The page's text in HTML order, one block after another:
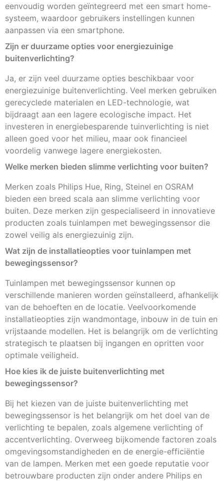
eenvoudig worden geïntegreerd met een smart home-
systeem, waardoor gebruikers instellingen kunnen
aanpassen via een smartphone.
Zijn er duurzame opties voor energiezuinige
buitenverlichting?
Ja, er zijn veel duurzame opties beschikbaar voor
energiezuinige buitenverlichting. Veel merken gebruiken
gerecyclede materialen en LED-technologie, wat
bijdraagt aan een lagere ecologische impact. Het
investeren in energiebesparende tuinverlichting is niet
alleen goed voor het milieu, maar ook financieel
voordelig vanwege lagere energiekosten.
Welke merken bieden slimme verlichting voor buiten?
Merken zoals Philips Hue, Ring, Steinel en OSRAM
bieden een breed scala aan slimme verlichting voor
buiten. Deze merken zijn gespecialiseerd in innovatieve
producten zoals tuinlampen met bewegingssensor die
zowel veilig als energiezuinig zijn.
Wat zijn de installatieopties voor tuinlampen met
bewegingssensor?
Tuinlampen met bewegingssensor kunnen op
verschillende manieren worden geïnstalleerd, afhankelijk
van de behoeften en de locatie. Veelvoorkomende
installatieopties zijn wandmontage, inbouw in de tuin en
vrijstaande modellen. Het is belangrijk om de verlichting
strategisch te plaatsen bij ingangen en opritten voor
optimale veiligheid.
Hoe kies ik de juiste buitenverlichting met
bewegingssensor?
Bij het kiezen van de juiste buitenverlichting met
bewegingssensor is het belangrijk om het doel van de
verlichting te bepalen, zoals algemene verlichting of
accentverlichting. Overweeg bijkomende factoren zoals
omgevingsomstandigheden en de energie-efficiëntie
van de lampen. Merken met een goede reputatie voor
betrouwbare producten zijn onder andere Philips en